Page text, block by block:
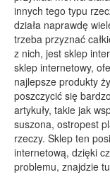
Materiały
Inne Sklepy
PRZYRZĄDY
Maszyny
Narzędzia
Przemysł
PRZEWÓZ
Transport
innych tego typu
działa naprawdę
trzeba przyznać
z nich, jest sklep
sklep internetowy,
najlepsze produkty
poszczycić się
artykuły, takie jak
suszona, ostropest
rzeczy. Sklep ten
internetową, dzięki
problemu, znajdzie